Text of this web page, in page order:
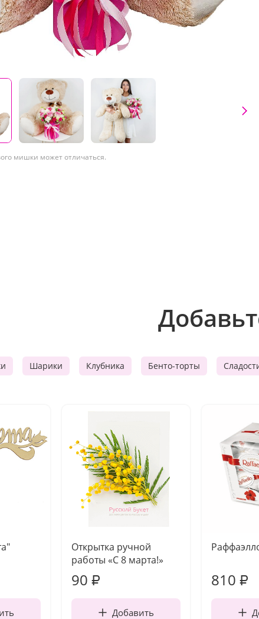
мишки может отличаться.
Шарики Клубника Бенто-торты
Открытка ручной
работы «С 8 марта!»
90 ₽
Добавить
810 ₽